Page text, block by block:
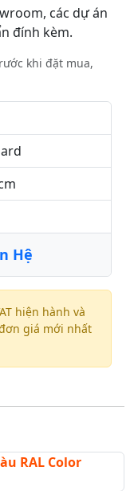
các dự án
đính kèm.
khi đặt mua,
Hệ
hiện hành và
giá mới nhất
RAL Color